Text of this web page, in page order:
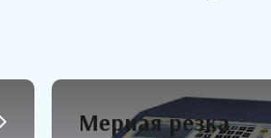
Мерная резка